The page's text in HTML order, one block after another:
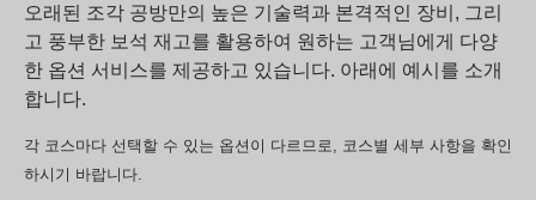
오래된 조각 공방만의 높은 기술력과 본격적인 장비, 그리
고 풍부한 보석 재고를 활용하여 원하는 고객님에게 다양
한 옵션 서비스를 제공하고 있습니다. 아래에 예시를 소개
합니다.
각 코스마다 선택할 수 있는 옵션이 다르므로, 코스별 세부 사항을 확인
하시기 바랍니다.